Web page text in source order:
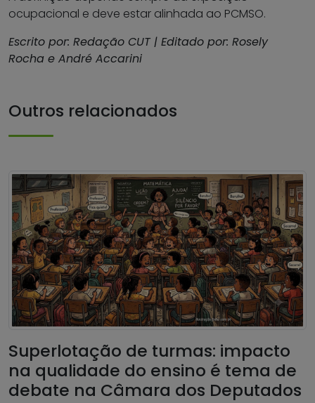
ocupacional e deve estar alinhada ao PCMSO.
Escrito por: Redação CUT | Editado por: Rosely
Rocha e André Accarini
Outros relacionados
Superlotação de turmas: impacto
na qualidade do ensino é tema de
debate na Câmara dos Deputados